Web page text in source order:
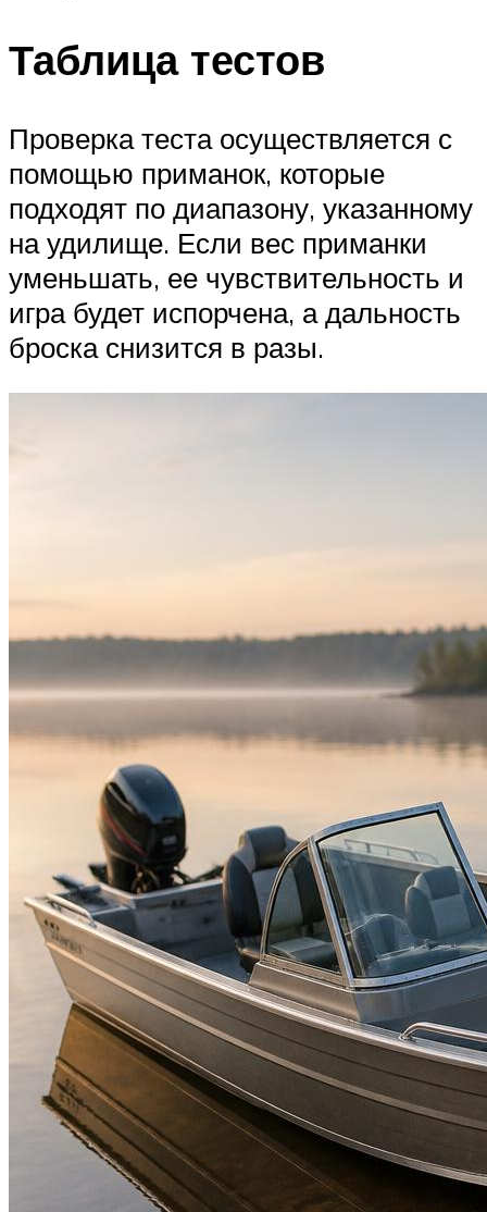
Таблица тестов
Проверка теста осуществляется с
помощью приманок, которые
подходят по диапазону, указанному
на удилище. Если вес приманки
уменьшать, ее чувствительность и
игра будет испорчена, а дальность
броска снизится в разы.